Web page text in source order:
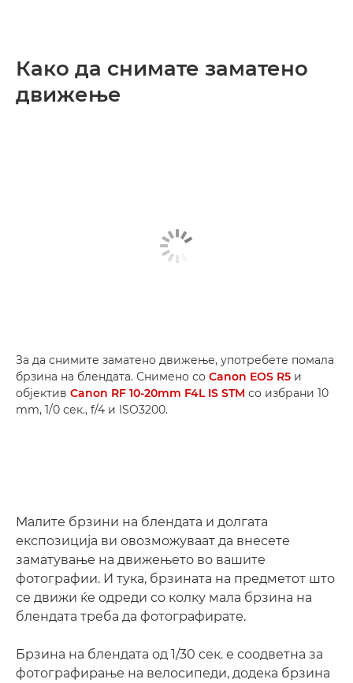
Како да снимате заматено
движење
За да снимите заматено движење, употребете помала
брзина на блендата. Снимено со Canon EOS R5 и
објектив Canon RF 10-20mm F4L IS STM со избрани 10
mm, 1/0 сек., f/4 и ISO3200.
Малите брзини на блендата и долгата
експозиција ви овозможуваат да внесете
заматување на движењето во вашите
фотографии. И тука, брзината на предметот што
се движи ќе одреди со колку мала брзина на
блендата треба да фотографирате.
Брзина на блендата од 1/30 сек. е соодветна за
фотографирање на велосипеди, додека брзина